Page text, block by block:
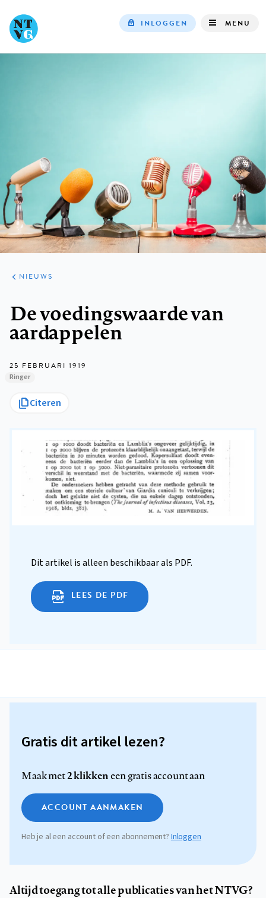
INLOGGEN MENU
ARTIKELEN
HET
KORT
NIEUWS
De voedingswaarde van
aardappelen
25 FEBRUARI 1919
Ringer
Citeren
Dit artikel is alleen beschikbaar als PDF.
LEES DE PDF
Gratis dit artikel lezen?
Maak met2 klikkeneen gratis account aan
ACCOUNT AANMAKEN
Heb je al een account of een abonnement? Inloggen
Altijd toegang tot alle publicaties van het NTVG?